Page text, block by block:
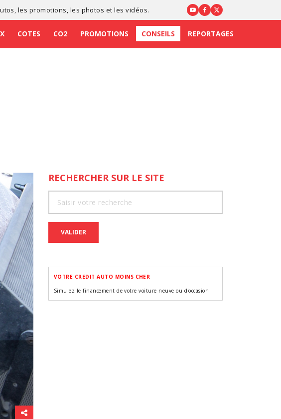
, les promotions , les photos et les vidéos.
COTES CO2 PROMOTIONS CONSEILS REPORTAGES
RECHERCHER SUR LE SITE
VALIDER
VOTRE CREDIT AUTO MOINS CHER
Simulez le financement de votre voiture neuve ou d'occasion